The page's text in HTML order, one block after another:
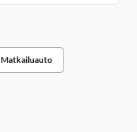
Matkailuauto